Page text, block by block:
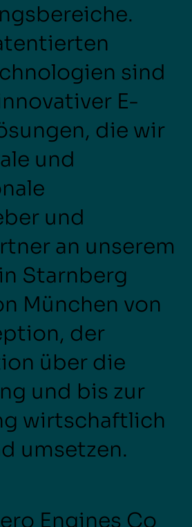
sind
E-
die wir
und
und
an unserem
Starnberg
München von
der
über die
und bis zur
wirtschaftlich
umsetzen.
Engines Co